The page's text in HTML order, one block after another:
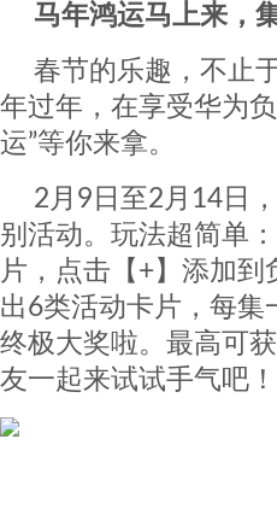
马年鸿运马上来，
春节的乐趣，不止
年过年，在享受华为
运”等你来拿。
2月9日至2月14日
别活动。玩法超简单
片，点击【+】添加
出6类活动卡片，每集
终极大奖啦。最高可
友一起来试试手气吧！